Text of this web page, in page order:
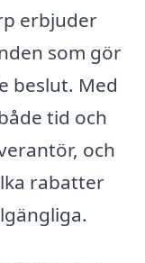
erbjuder
som gör
beslut. Med
tid och
och
rabatter